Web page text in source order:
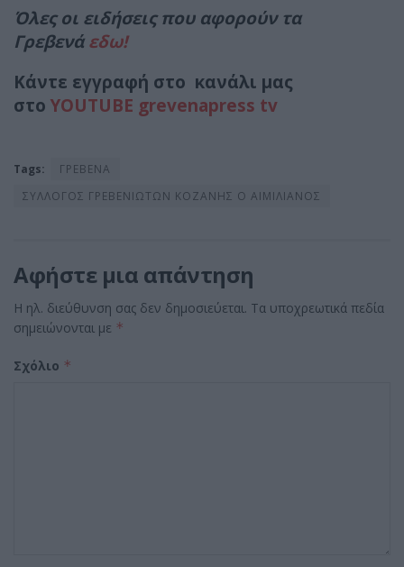
Όλες οι ειδήσεις που αφορούν τα
Γρεβενάεδω!
Κάντε εγγραφή στο κανάλι μας
στο YOUTUBE grevenapress tv
Tags:
ΓΡΕΒΕΝΑ
ΣΥΛΛΟΓΟΣ ΓΡΕΒΕΝΙΩΤΩΝ ΚΟΖΑΝΗΣ Ο ΑΙΜΙΛΙΑΝΟΣ
Αφήστε μια απάντηση
Η ηλ. διεύθυνση σας δεν δημοσιεύεται. Τα υποχρεωτικά πεδία
σημειώνονται με *
Σχόλιο *